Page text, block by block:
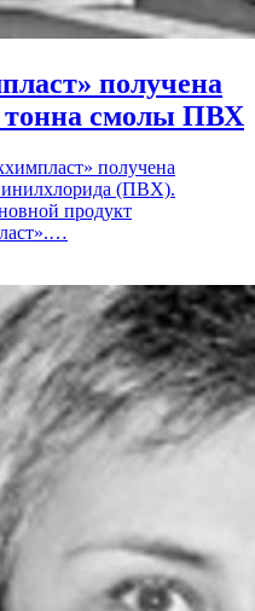
получена
тонна смолы ПВХ
получена
(ПВХ).
продукт